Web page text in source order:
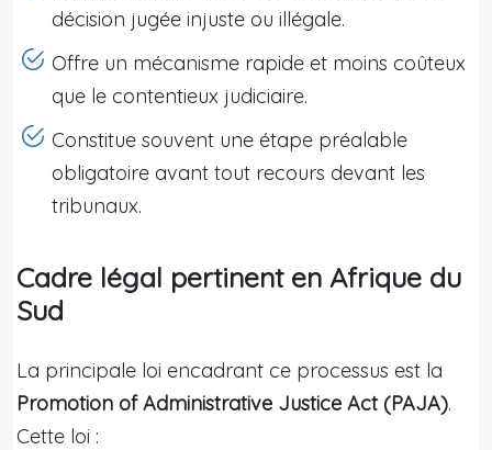
décision jugée injuste ou illégale.
Offre un mécanisme rapide et moins coûteux
que le contentieux judiciaire.
Constitue souvent une étape préalable
obligatoire avant tout recours devant les
tribunaux.
Cadre légal pertinent en Afrique du
Sud
La principale loi encadrant ce processus est la
Promotion of Administrative Justice Act (PAJA).
Cette loi :